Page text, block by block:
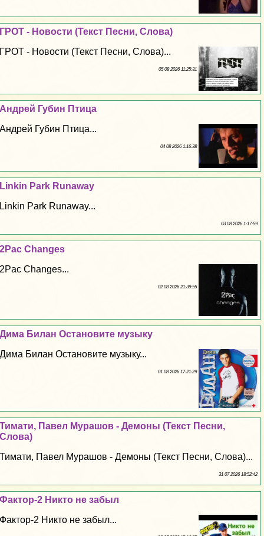
ГРОТ - Новости (Текст Песни, Слова)
ГРОТ - Новости (Текст Песни, Слова)...
05 08 2026 11:25:31
Андрей Губин Птица
Андрей Губин Птица...
04 08 2026 1:16:38
Linkin Park Runaway
Linkin Park Runaway...
03 08 2026 1:17:59
2Pac Changes
2Pac Changes...
02 08 2026 21:39:55
Дима Билан Остановите музыку
Дима Билан Остановите музыку...
01 08 2026 17:21:29
Тимати, Павел Мурашов - Демоны (Текст Песни,
Слова)
Тимати, Павел Мурашов - Демоны (Текст Песни, Слова)...
31 07 2026 18:52:42
Фактор-2 Никто не забыл
Фактор-2 Никто не забыл...